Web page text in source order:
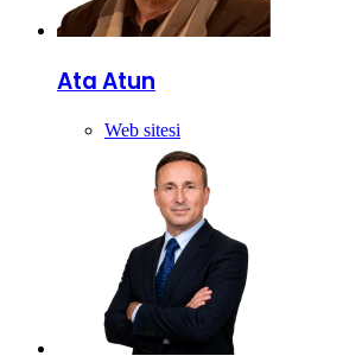
Ata Atun
Web sitesi